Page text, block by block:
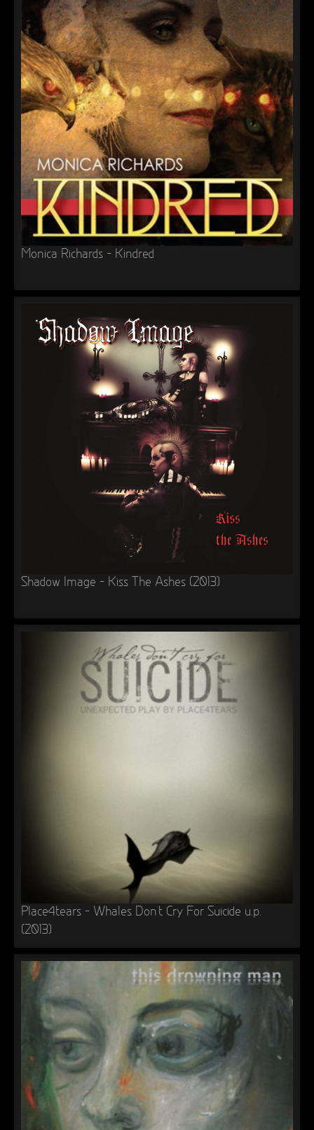
Monica Richards – Kindred
Shadow Image – Kiss The Ashes (2013)
Place4tears – Whales Don’t Cry For Suicide u.p.
(2013)